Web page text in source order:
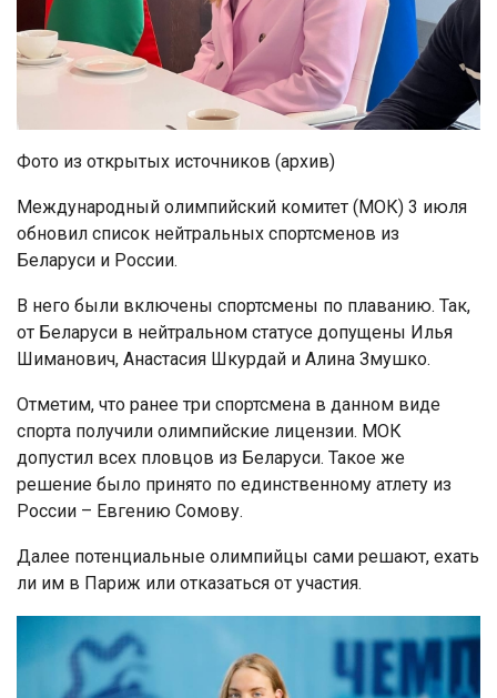
Фото из открытых источников (архив)
Международный олимпийский комитет (МОК) 3 июля
обновил список нейтральных спортсменов из
Беларуси и России.
В него были включены спортсмены по плаванию. Так,
от Беларуси в нейтральном статусе допущены Илья
Шиманович, Анастасия Шкурдай и Алина Змушко.
Отметим, что ранее три спортсмена в данном виде
спорта получили олимпийские лицензии. МОК
допустил всех пловцов из Беларуси. Такое же
решение было принято по единственному атлету из
России – Евгению Сомову.
Далее потенциальные олимпийцы сами решают, ехать
ли им в Париж или отказаться от участия.